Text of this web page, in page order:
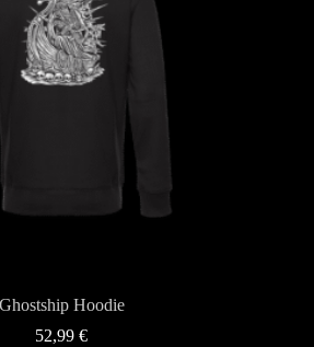
gewählt
werden
Ghostship Hoodie
52,99€